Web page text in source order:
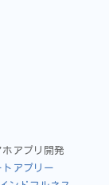
アプリ開発
トアプリー